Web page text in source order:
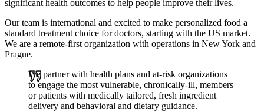
significant health outcomes to help people improve their lives.
Our team is international and excited to make personalized food a
standard treatment choice for doctors, starting with the US market.
We are a remote-first organization with operations in New York and
Prague.
We partner with health plans and at-risk organizations
to engage the most vulnerable, chronically-ill, members
or patients with medically tailored, fresh ingredient
delivery and behavioral and dietary guidance.